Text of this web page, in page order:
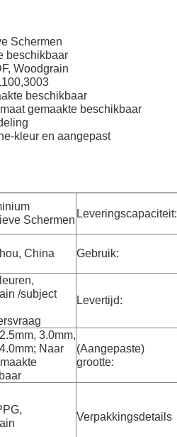
Schermen
beschikbaar
Woodgrain
beschikbaar
gemaakte beschikbaar
kleur en aangepast
Schermen
Leveringscapaciteit:
China Gebruik:
/subject
Levertijd:
3.0mm,
Naar
(Aangepaste)
grootte:
Verpakkingsdetails